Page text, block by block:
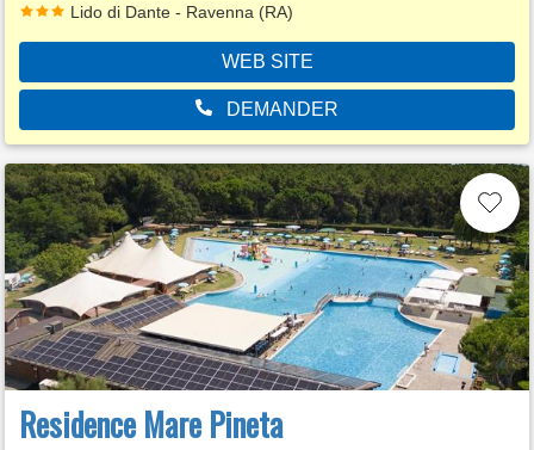
Lido di Dante - Ravenna (RA)
WEB SITE
DEMANDER
Residence Mare Pineta